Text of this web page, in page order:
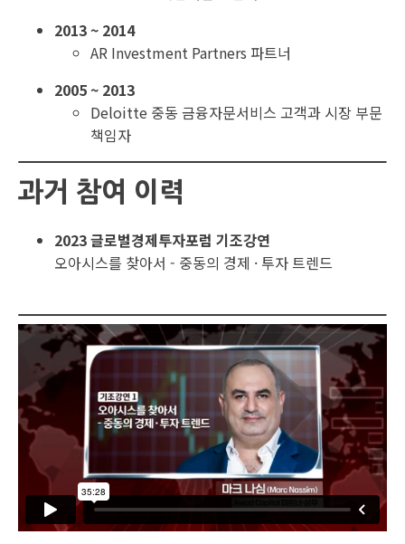
2013 ~ 2014
AR Investment Partners 파트너
2005 ~ 2013
Deloitte 중동 금융자문서비스 고객과 시장 부문
책임자
과거 참여 이력
2023 글로벌경제투자포럼 기조강연
오아시스를 찾아서 - 중동의 경제 · 투자 트렌드